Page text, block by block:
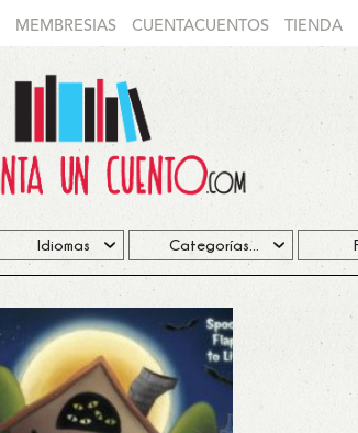
MEMBRESIAS CUENTACUENTOS TIENDA